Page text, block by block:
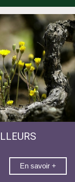
En savoir +